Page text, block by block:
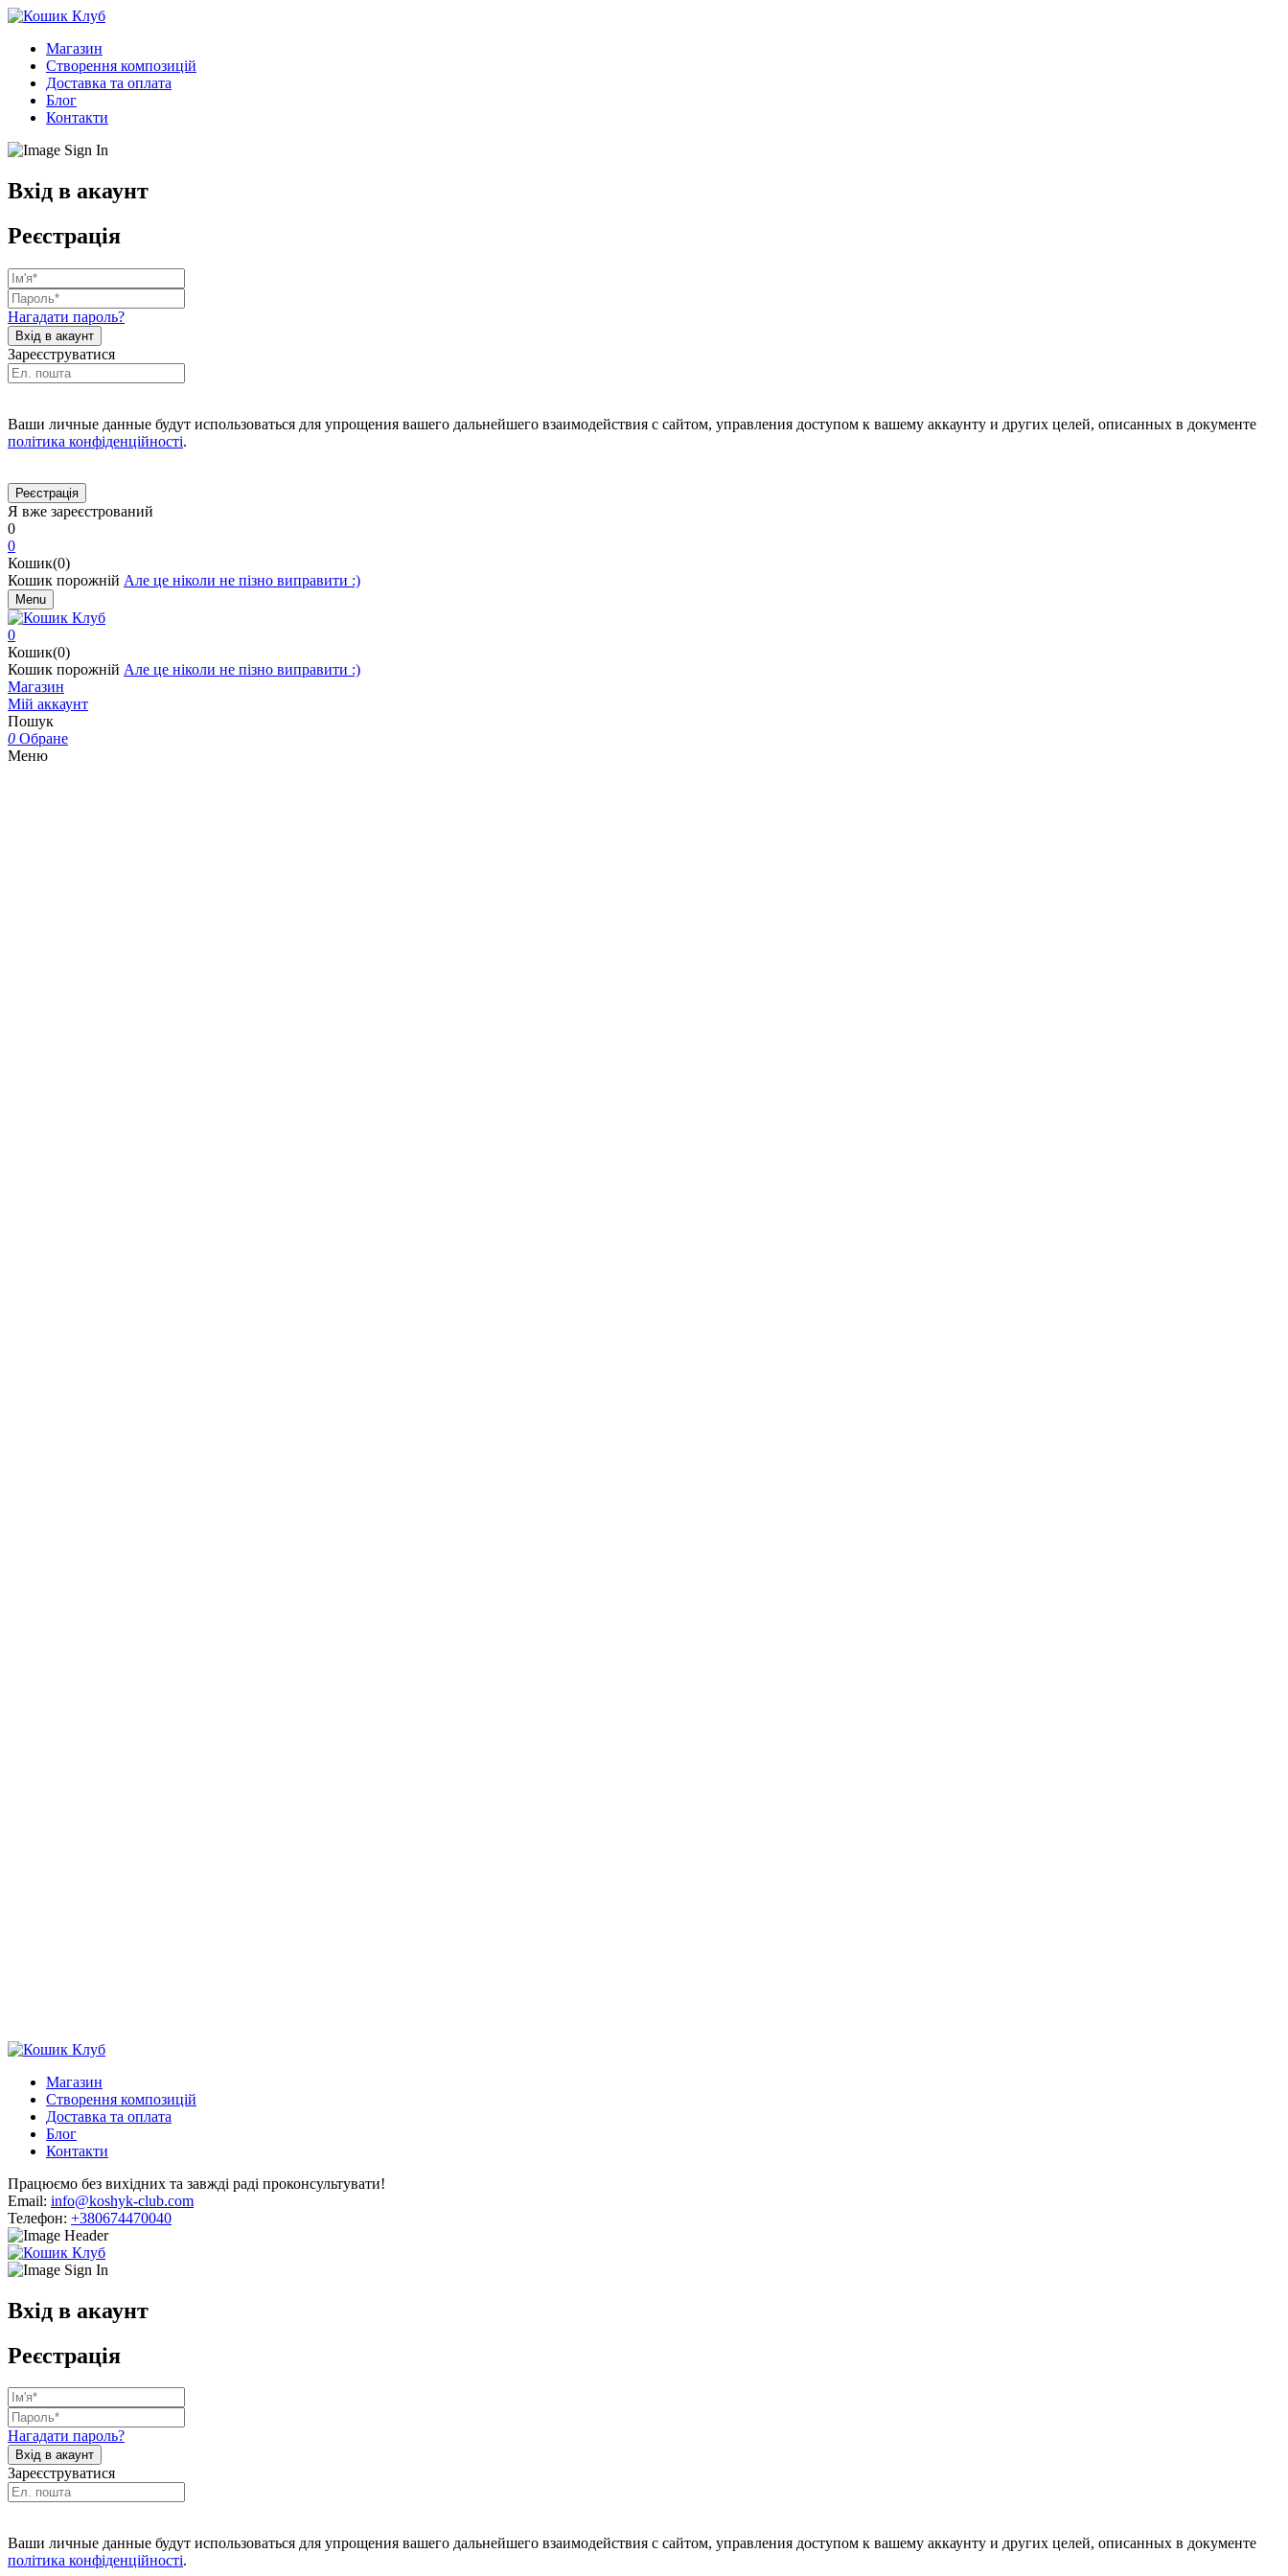
Магазин
Створення композицій
Доставка та оплата
Блог
Контакти
Вхід в акаунт
Реєстрація
Нагадати пароль?
Зареєструватися
Ваши личные данные будут использоваться для упрощения вашего дальнейшего взаимодействия с сайтом, управления доступом к вашему аккаунту и других целей, описанных в документе
політика конфіденційності.
Я вже зареєстрований
0
0
Кошик(0)
Кошик порожній Але це ніколи не пізно виправити :)
Menu
0
Кошик(0)
Кошик порожній Але це ніколи не пізно виправити :)
Магазин
Мій аккаунт
Пошук
0 Обране
Меню
Магазин
Створення композицій
Доставка та оплата
Блог
Контакти
Працюємо без вихідних та завжді раді проконсультувати!
Email: info@koshyk-club.com
Телефон: +380674470040
Вхід в акаунт
Реєстрація
Нагадати пароль?
Зареєструватися
Ваши личные данные будут использоваться для упрощения вашего дальнейшего взаимодействия с сайтом, управления доступом к вашему аккаунту и других целей, описанных в документе
політика конфіденційності.